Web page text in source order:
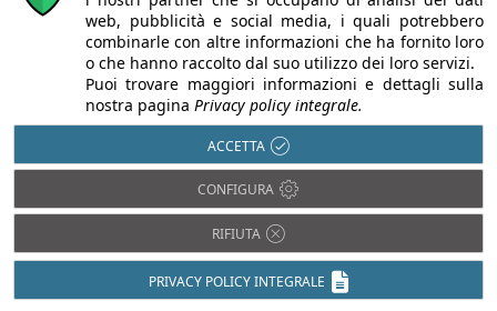
Antisismica
Isolamento termico
Luce in Architettura
web, pubblicità e social media, i quali potrebbero
combinarle con altre informazioni che ha fornito loro
o che hanno raccolto dal suo utilizzo dei loro servizi.
Puoi trovare maggiori informazioni e dettagli sulla
nostra pagina Privacy policy integrale.
ACCETTA
CONFIGURA
RIFIUTA
PRIVACY POLICY INTEGRALE